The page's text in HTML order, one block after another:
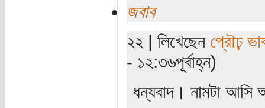
জবাব
২২ | লিখেছেন প্রৌঢ়
- ১২:৩৬পূর্বাহ্ন)
ধন্যবাদ। নামটা